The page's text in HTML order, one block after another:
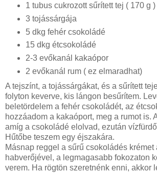
1 tubus cukrozott sűrített tej ( 170 g )
3 tojássárgája
5 dkg fehér csokoládé
15 dkg étcsokoládé
2-3 evőkanál kakaópor
2 evőkanál rum ( ez elmaradhat)
A tejszínt, a tojássárgákat, és a sűrített
folyton keverve, kis lángon besűrítem.
beletördelem a fehér csokoládét, az
hozzáadom a kakaóport, meg a rumot is.
amíg a csokoládé elolvad, ezután
Hűtőbe teszem egy éjszakára.
Másnap reggel a sűrű csokoládés krémet
habverőjével, a legmagasabb fokozaton
verem. Ha rögtön szeretnénk enni, akkor